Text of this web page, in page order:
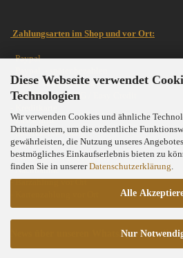
Diese Webseite verwendet
Technologien
Wir verwenden Cookies und ähnliche
Drittanbietern, um die ordentliche
gewährleisten, die Nutzung unseres
bestmögliches Einkaufserlebnis bieten zu
finden Sie in unsererDatenschutzerklärung
Alle
Nur
Zahlungsarten im Shop und vor Ort:
- Paypal
- Paypal Ratenzahlung
- RATENZAHLUNG /
- Lastschrift
- Sofortüberweisung
- Giropay
- Vorkasse (mit 2% Rabatt)
- Nachnahme
- Barzahlung vor Ort
News über unseren WhatsApp-Kanal!